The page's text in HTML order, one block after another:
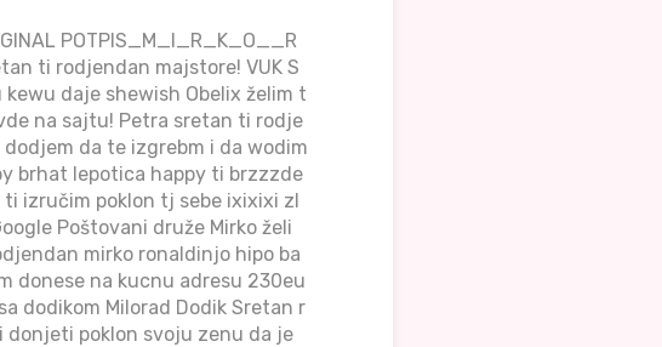
POTPIS_M_I_R_K_O__R
ti rodjendan majstore! VUK S
daje shewish Obelix želim t
na sajtu! Petra sretan ti rodje
da te izgrebm i da wodim
brhat lepotica happy ti brzzzde
izručim poklon tj sebe ixixixi zl
Poštovani druže Mirko želi
mirko ronaldinjo hipo ba
donese na kucnu adresu 230eu
dodikom Milorad Dodik Sretan r
donjeti poklon svoju zenu da je